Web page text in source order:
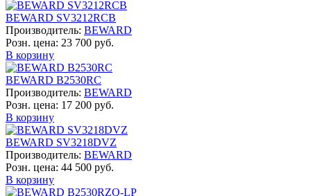
BEWARD SV3212RCB
Производитель: BEWARD
Розн. цена: 23 700 руб.
В корзину
BEWARD B2530RC
Производитель: BEWARD
Розн. цена: 17 200 руб.
В корзину
BEWARD SV3218DVZ
Производитель: BEWARD
Розн. цена: 44 500 руб.
В корзину